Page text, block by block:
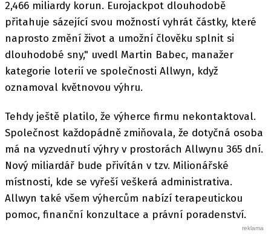
2,466 miliardy korun. Eurojackpot dlouhodobě
přitahuje sázející svou možností vyhrát částky, které
naprosto změní život a umožní člověku splnit si
dlouhodobé sny," uvedl Martin Babec, manažer
kategorie loterií ve společnosti Allwyn, když
oznamoval květnovou výhru.
Tehdy ještě platilo, že výherce firmu nekontaktoval.
Společnost každopádně zmiňovala, že dotyčná osoba
má na vyzvednutí výhry v prostorách Allwynu 365 dní.
Nový miliardář bude přivítán v tzv. Milionářské
místnosti, kde se vyřeší veškerá administrativa.
Allwyn také všem výhercům nabízí terapeutickou
pomoc, finanční konzultace a právní poradenství.